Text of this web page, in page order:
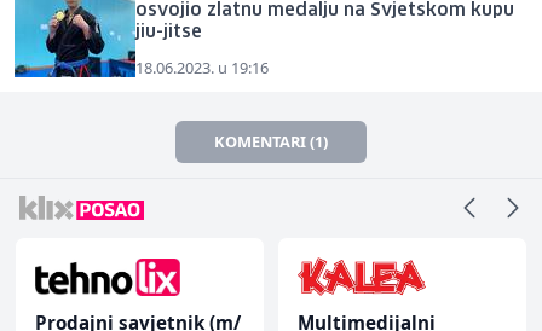
osvojio zlatnu medalju na Svjetskom kupu
jiu-jitse
18.06.2023. u 19:16
KOMENTARI (1)
Prodajni savjetnik (m/
Multimedijalni